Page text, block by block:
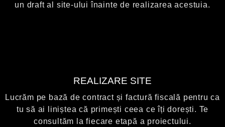
un draft al site-ului înainte de realizarea acestuia.
REALIZARE SITE
Lucrăm pe bază de contract și factură fiscală pentru ca
tu să ai liniștea că primești ceea ce îți dorești. Te
consultăm la fiecare etapă a proiectului.